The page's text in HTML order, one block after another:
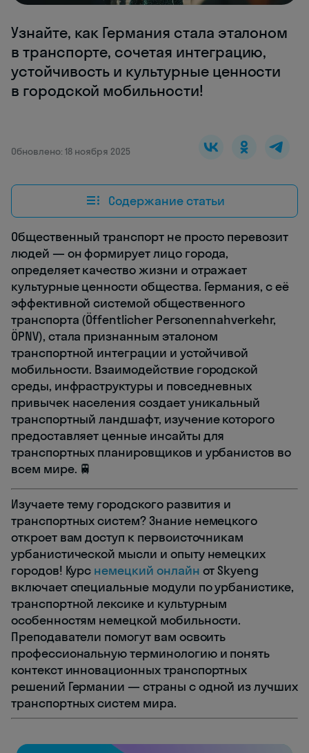
Узнайте, как Германия стала эталоном
в транспорте, сочетая интеграцию,
устойчивость и культурные ценности
в городской мобильности!
Обновлено: 18 ноября 2025
Содержание статьи
Общественный транспорт не просто перевозит
людей — он формирует лицо города,
определяет качество жизни и отражает
культурные ценности общества. Германия, с её
эффективной системой общественного
транспорта (Öffentlicher Personennahverkehr,
ÖPNV), стала признанным эталоном
транспортной интеграции и устойчивой
мобильности. Взаимодействие городской
среды, инфраструктуры и повседневных
привычек населения создает уникальный
транспортный ландшафт, изучение которого
предоставляет ценные инсайты для
транспортных планировщиков и урбанистов во
всем мире. 🚆
Изучаете тему городского развития и
транспортных систем? Знание немецкого
откроет вам доступ к первоисточникам
урбанистической мысли и опыту немецких
городов! Курс немецкий онлайн от Skyeng
включает специальные модули по урбанистике,
транспортной лексике и культурным
особенностям немецкой мобильности.
Преподаватели помогут вам освоить
профессиональную терминологию и понять
контекст инновационных транспортных
решений Германии — страны с одной из лучших
транспортных систем мира.